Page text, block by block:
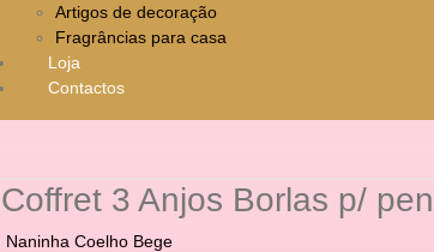
Artigos de decoração
Fragrâncias para casa
Loja
Contactos
Coffret 3 Anjos Borlas p/
Naninha Coelho Bege